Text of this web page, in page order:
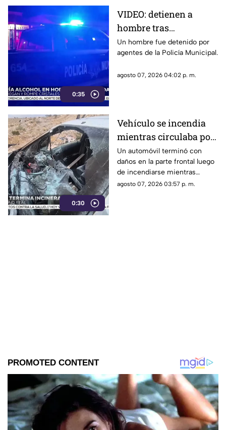
0:35
VIDEO: detienen a
hombre tras
presuntamente causar
daños en tienda de
Un hombre fue detenido por
agentes de la Policía Municipal.
agosto 07, 2026 04:02 p. m.
0:30
Vehículo se incendia
mientras circulaba por
calles de Ciudad Juárez
| VIDEO
Un automóvil terminó con
daños en la parte frontal luego
de incendiarse mientras
circulaba por el Camino Real.
agosto 07, 2026 03:57 p. m.